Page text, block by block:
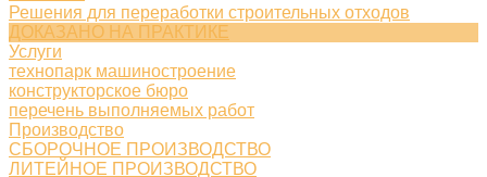
Решения для переработки строительных отходов
ДОКАЗАНО НА ПРАКТИКЕ
Услуги
технопарк машиностроение
конструкторское бюро
перечень выполняемых работ
Производство
СБОРОЧНОЕ ПРОИЗВОДСТВО
ЛИТЕЙНОЕ ПРОИЗВОДСТВО